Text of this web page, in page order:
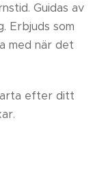
Guidas av
Erbjuds som
med när det
efter ditt